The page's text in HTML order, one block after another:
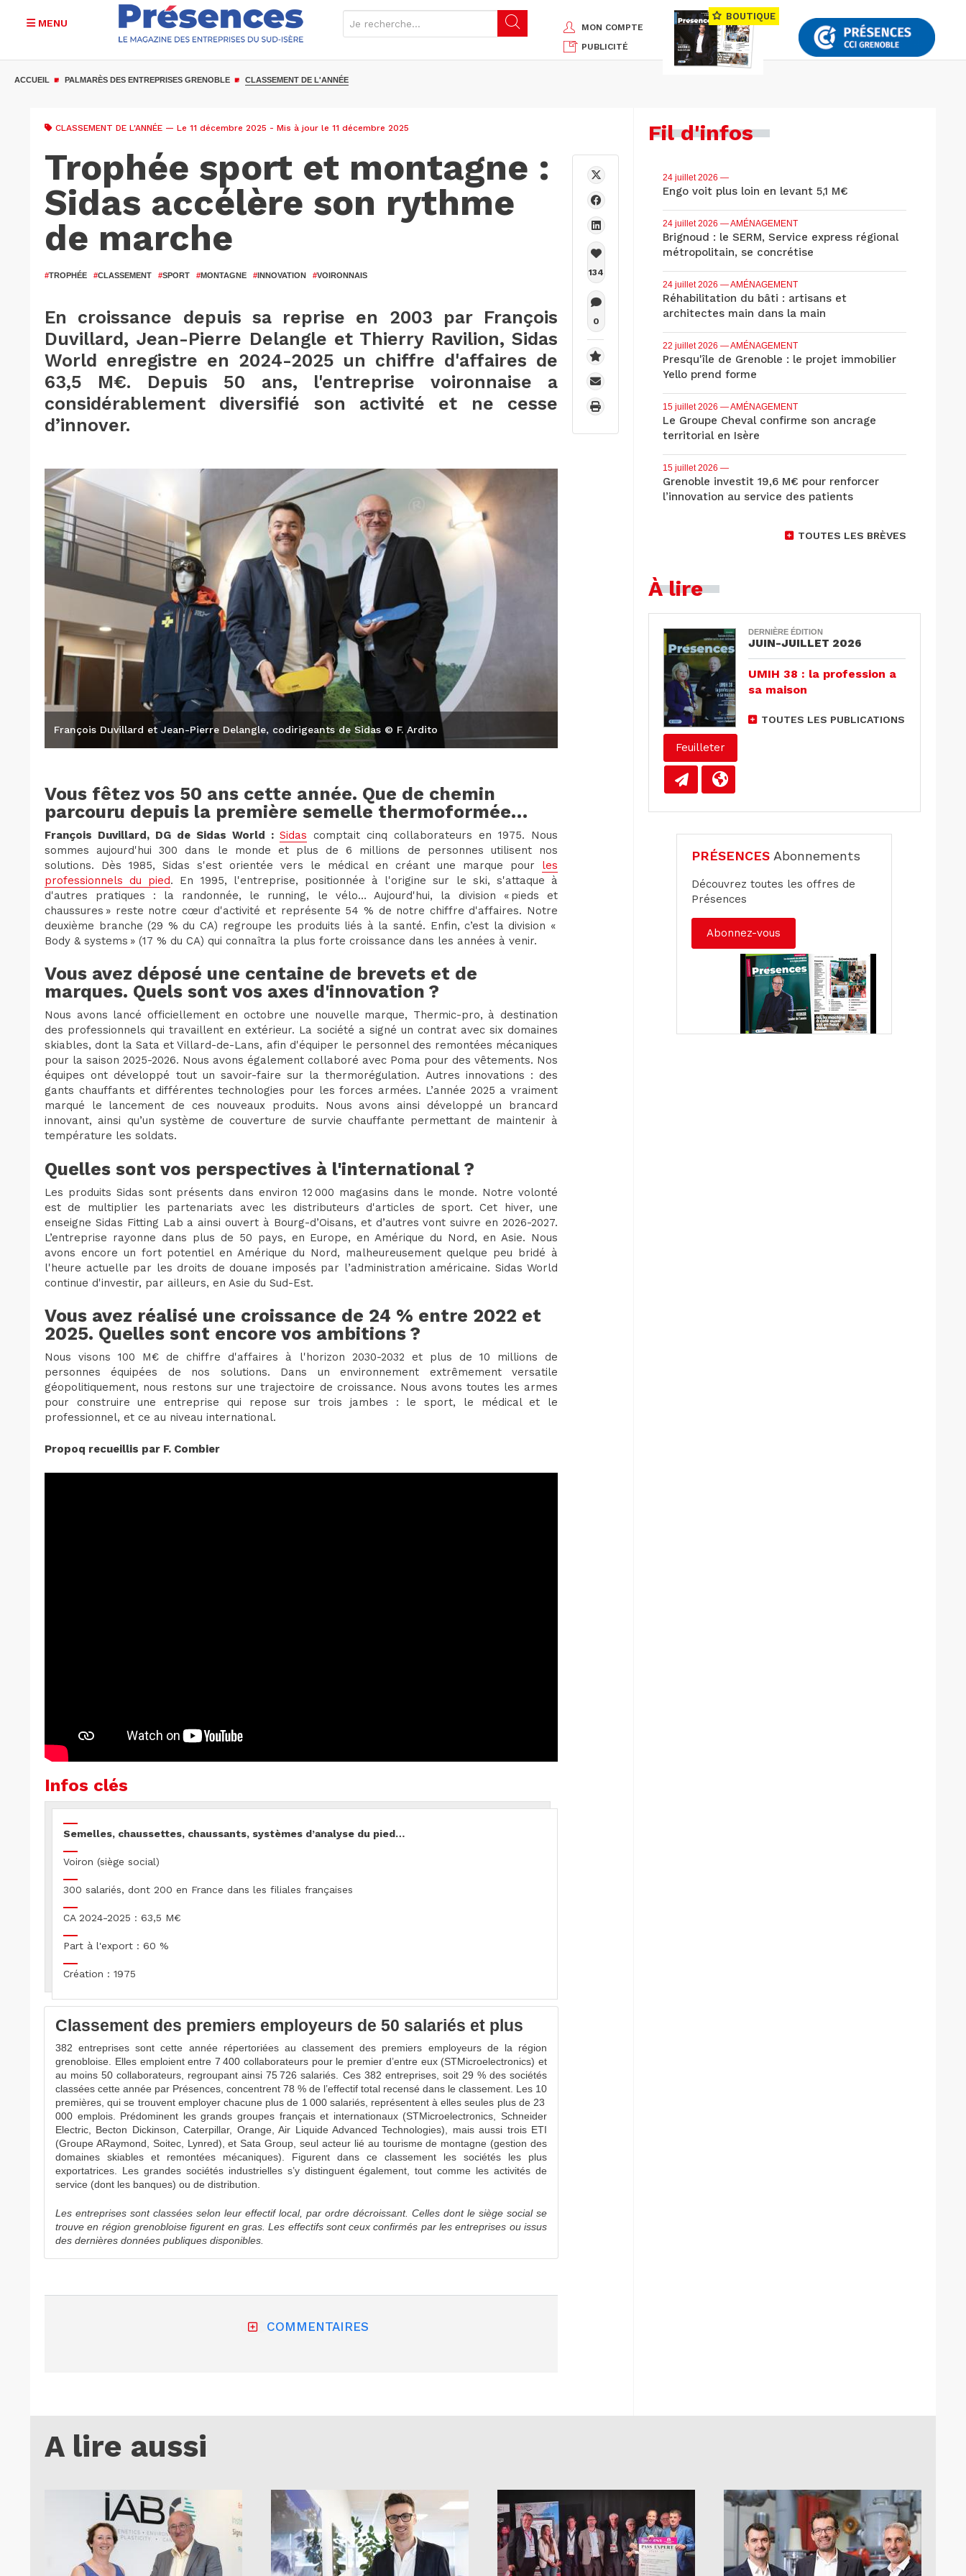
MENU
MON COMPTE
PUBLICITÉ
BOUTIQUE
ACCUEIL PALMARÈS DES ENTREPRISES GRENOBLE CLASSEMENT DE L'ANNÉE
CLASSEMENT DE L'ANNÉE — Le 11 décembre 2025 - Mis à jour le 11 décembre 2025
Trophée sport et montagne :
Sidas accélère son rythme
de marche
#TROPHÉE #CLASSEMENT #SPORT #MONTAGNE #INNOVATION #VOIRONNAIS
En croissance depuis sa reprise en 2003 par François
Duvillard, Jean-Pierre Delangle et Thierry Ravilion, Sidas
World enregistre en 2024-2025 un chiffre d'affaires de
63,5 M€. Depuis 50 ans, l'entreprise voironnaise a
considérablement diversifié son activité et ne cesse
d’innover.
François Duvillard et Jean-Pierre Delangle, codirigeants de Sidas © F. Ardito
Vous fêtez vos 50 ans cette année. Que de chemin
parcouru depuis la première semelle thermoformée…
François Duvillard, DG de Sidas World : Sidas comptait cinq collaborateurs en 1975. Nous
sommes aujourd'hui 300 dans le monde et plus de 6 millions de personnes utilisent nos
solutions. Dès 1985, Sidas s'est orientée vers le médical en créant une marque pour les
professionnels du pied. En 1995, l'entreprise, positionnée à l'origine sur le ski, s'attaque à
d'autres pratiques : la randonnée, le running, le vélo… Aujourd'hui, la division « pieds et
chaussures » reste notre cœur d'activité et représente 54 % de notre chiffre d'affaires. Notre
deuxième branche (29 % du CA) regroupe les produits liés à la santé. Enfin, c’est la division «
Body & systems » (17 % du CA) qui connaîtra la plus forte croissance dans les années à venir.
Vous avez déposé une centaine de brevets et de
marques. Quels sont vos axes d'innovation ?
Nous avons lancé officiellement en octobre une nouvelle marque, Thermic-pro, à destination
des professionnels qui travaillent en extérieur. La société a signé un contrat avec six domaines
skiables, dont la Sata et Villard-de-Lans, afin d'équiper le personnel des remontées mécaniques
pour la saison 2025-2026. Nous avons également collaboré avec Poma pour des vêtements. Nos
équipes ont développé tout un savoir-faire sur la thermorégulation. Autres innovations : des
gants chauffants et différentes technologies pour les forces armées. L’année 2025 a vraiment
marqué le lancement de ces nouveaux produits. Nous avons ainsi développé un brancard
innovant, ainsi qu’un système de couverture de survie chauffante permettant de maintenir à
température les soldats.
Quelles sont vos perspectives à l'international ?
Les produits Sidas sont présents dans environ 12 000 magasins dans le monde. Notre volonté
est de multiplier les partenariats avec les distributeurs d'articles de sport. Cet hiver, une
enseigne Sidas Fitting Lab a ainsi ouvert à Bourg-d’Oisans, et d’autres vont suivre en 2026-2027.
L’entreprise rayonne dans plus de 50 pays, en Europe, en Amérique du Nord, en Asie. Nous
avons encore un fort potentiel en Amérique du Nord, malheureusement quelque peu bridé à
l'heure actuelle par les droits de douane imposés par l’administration américaine. Sidas World
continue d'investir, par ailleurs, en Asie du Sud-Est.
Vous avez réalisé une croissance de 24 % entre 2022 et
2025. Quelles sont encore vos ambitions ?
Nous visons 100 M€ de chiffre d'affaires à l'horizon 2030-2032 et plus de 10 millions de
personnes équipées de nos solutions. Dans un environnement extrêmement versatile
géopolitiquement, nous restons sur une trajectoire de croissance. Nous avons toutes les armes
pour construire une entreprise qui repose sur trois jambes : le sport, le médical et le
professionnel, et ce au niveau international.
Propoq recueillis par F. Combier
Infos clés
Semelles, chaussettes, chaussants, systèmes d’analyse du pied…
Voiron (siège social)
300 salariés, dont 200 en France dans les filiales françaises
CA 2024-2025 : 63,5 M€
Part à l'export : 60 %
Création : 1975
Classement des premiers employeurs de 50 salariés et plus
382 entreprises sont cette année répertoriées au classement des premiers employeurs de la région
grenobloise. Elles emploient entre 7 400 collaborateurs pour le premier d’entre eux (STMicroelectronics) et
au moins 50 collaborateurs, regroupant ainsi 75 726 salariés. Ces 382 entreprises, soit 29 % des sociétés
classées cette année par Présences, concentrent 78 % de l’effectif total recensé dans le classement. Les 10
premières, qui se trouvent employer chacune plus de 1 000 salariés, représentent à elles seules plus de 23
000 emplois. Prédominent les grands groupes français et internationaux (STMicroelectronics, Schneider
Electric, Becton Dickinson, Caterpillar, Orange, Air Liquide Advanced Technologies), mais aussi trois ETI
(Groupe ARaymond, Soitec, Lynred), et Sata Group, seul acteur lié au tourisme de montagne (gestion des
domaines skiables et remontées mécaniques). Figurent dans ce classement les sociétés les plus
exportatrices. Les grandes sociétés industrielles s’y distinguent également, tout comme les activités de
service (dont les banques) ou de distribution.
Les entreprises sont classées selon leur effectif local, par ordre décroissant. Celles dont le siège social se
trouve en région grenobloise figurent en gras. Les effectifs sont ceux confirmés par les entreprises ou issus
des dernières données publiques disponibles.
COMMENTAIRES
134
0
Fil d'infos
24 juillet 2026 —
Engo voit plus loin en levant 5,1 M€
24 juillet 2026 — AMÉNAGEMENT
Brignoud : le SERM, Service express régional
métropolitain, se concrétise
24 juillet 2026 — AMÉNAGEMENT
Réhabilitation du bâti : artisans et
architectes main dans la main
22 juillet 2026 — AMÉNAGEMENT
Presqu'île de Grenoble : le projet immobilier
Yello prend forme
15 juillet 2026 — AMÉNAGEMENT
Le Groupe Cheval confirme son ancrage
territorial en Isère
15 juillet 2026 —
Grenoble investit 19,6 M€ pour renforcer
l’innovation au service des patients
TOUTES LES BRÈVES
À lire
Feuilleter
DERNIÈRE ÉDITION
JUIN-JUILLET 2026
UMIH 38 : la profession a
sa maison
TOUTES LES PUBLICATIONS
PRÉSENCES Abonnements
Découvrez toutes les offres de
Présences
Abonnez-vous
A lire aussi